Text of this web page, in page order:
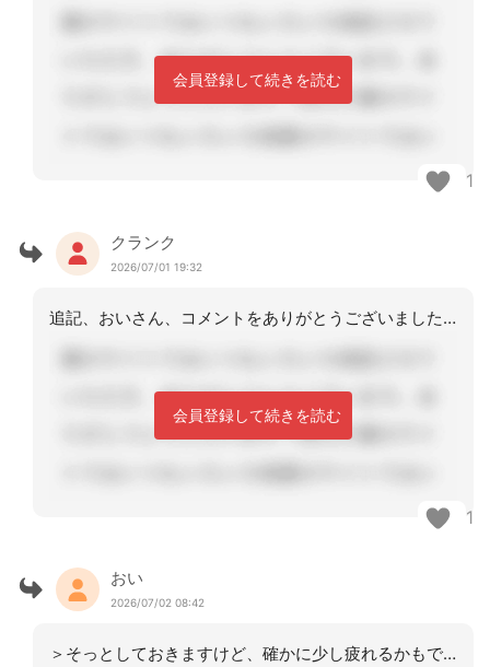
会員登録して続きを読む
1
クランク
2026/07/01 19:32
追記、おいさん、コメントをありがとうございました。
会員登録して続きを読む
1
おい
2026/07/02 08:42
＞そっとしておきますけど、確かに少し疲れるかもです。優しいですね。私は下手不器用